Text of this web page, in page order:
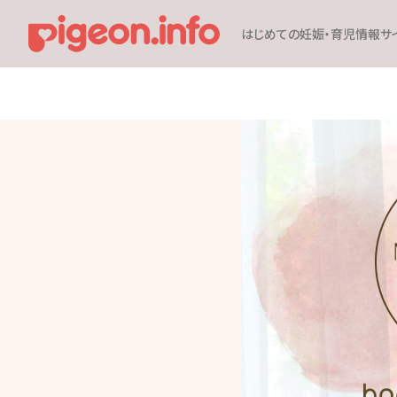
はじめての妊娠・育児情報サ